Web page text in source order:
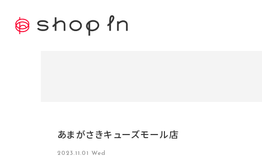
あまがさきキューズモール店
2023.11.01 Wed